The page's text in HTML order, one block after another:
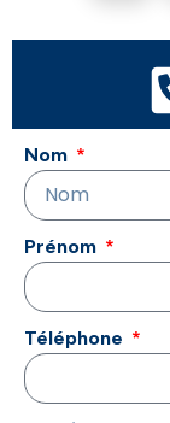
Nom
Prénom
Téléphone